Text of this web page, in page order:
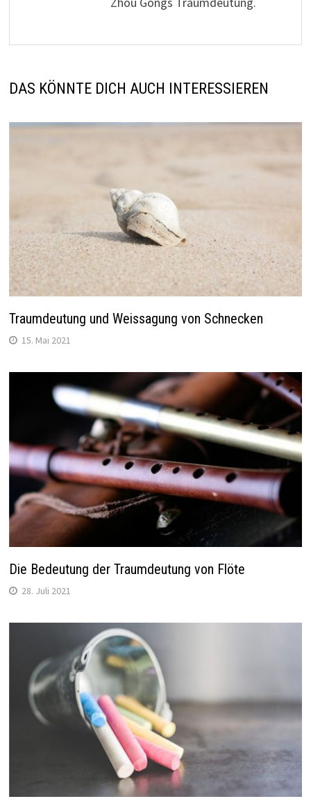
DAS KÖNNTE DICH AUCH INTERESSIEREN
Traumdeutung und Weissagung von Schnecken
15. Mai 2021
Die Bedeutung der Traumdeutung von Flöte
28. Juli 2021